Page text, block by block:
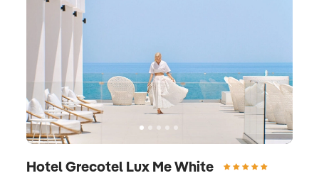
Hotel Grecotel Lux Me White